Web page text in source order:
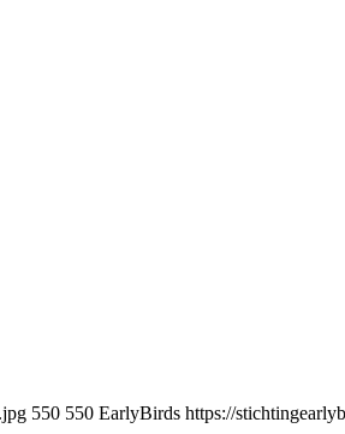
550 550 EarlyBirds https://